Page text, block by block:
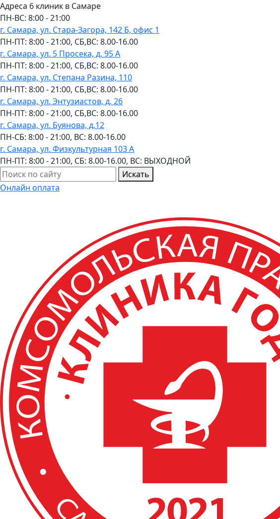
Адреса 6 клиник в Самаре
ПН-ВC: 8:00 - 21:00
г. Самара, ул. Стара-Загора, 142 Б, офис 1
ПН-ПТ: 8:00 - 21:00, СБ,ВС: 8.00-16.00
г. Самара, ул. 5 Просека, д. 95 А
ПН-ПТ: 8:00 - 21:00, СБ,ВС: 8.00-16.00
г. Самара, ул. Степана Разина, 110
ПН-ПТ: 8:00 - 21:00, СБ,ВС: 8.00-16.00
г. Самара, ул. Энтузиастов, д. 26
ПН-ПТ: 8:00 - 21:00, СБ,ВС: 8.00-16.00
г. Самара, ул. Буянова, д.12
ПН-СБ: 8:00 - 21:00, ВС: 8.00-16.00
г. Самара, ул. Физкультурная 103 А
ПН-ПТ: 8:00 - 21:00, СБ: 8.00-16.00, ВС: ВЫХОДНОЙ
Искать
Онлайн оплата